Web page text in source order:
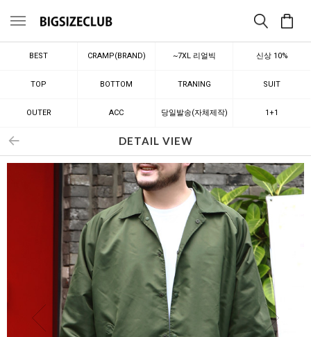
메뉴
BEST CRAMP(BRAND) ~7XL 리얼빅 신상 10%
TOP BOTTOM TRANING SUIT
OUTER ACC 당일발송(자체제작) 1+1
DETAIL VIEW